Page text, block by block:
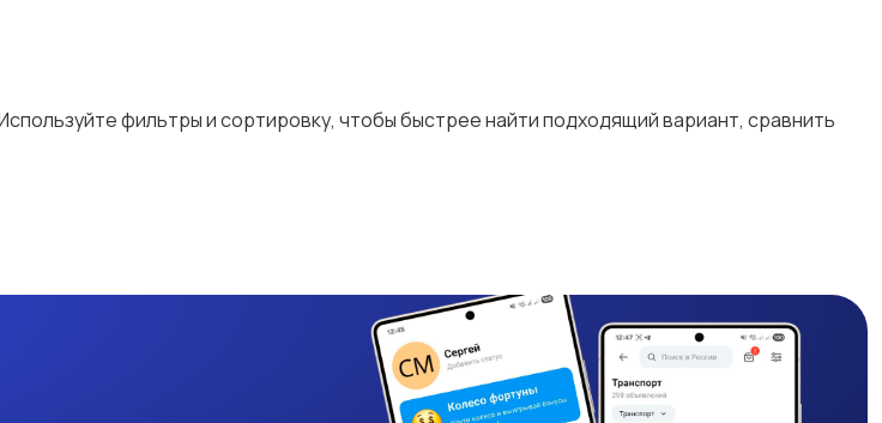
фильтры и сортировку, чтобы быстрее найти подходящий вариант, сравнить